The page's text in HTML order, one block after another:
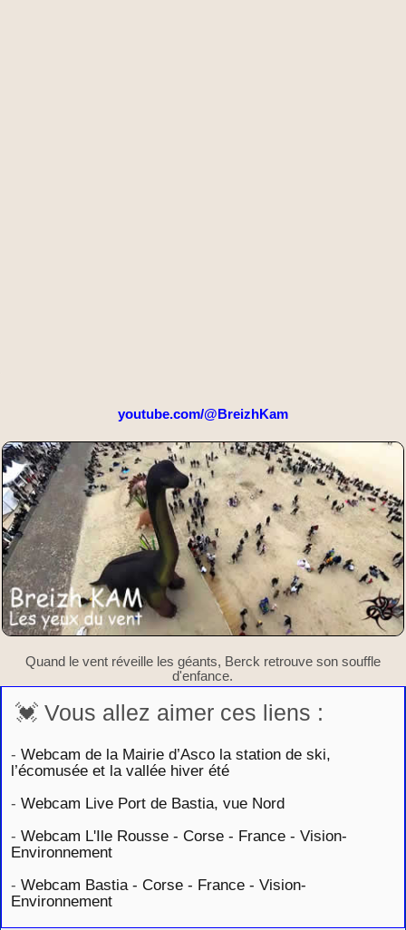
youtube.com/@BreizhKam
Quand le vent réveille les géants, Berck retrouve son souffle
d'enfance.
💓 Vous allez aimer ces liens :
- Webcam de la Mairie d’Asco la station de ski,
l’écomusée et la vallée hiver été
- Webcam Live Port de Bastia, vue Nord
- Webcam L'Ile Rousse - Corse - France - Vision-
Environnement
- Webcam Bastia - Corse - France - Vision-
Environnement